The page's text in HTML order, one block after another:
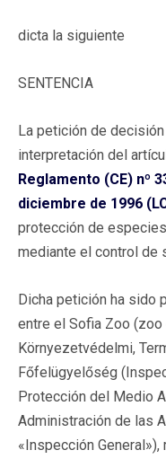
dicta la siguiente
SENTENCIA
La petición de
interpretación del
Reglamento (CE) nº
diciembre de 1996
protección de
mediante el control de
Dicha petición ha sido
entre el Sofia Zoo
Környezetvédelmi,
Főfelügyelőség
Protección del Medio
Administración de las
«Inspección